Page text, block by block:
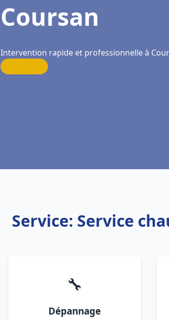
Coursan
Intervention rapide et professionnelle à
Service: Service
🔧
Dépannage